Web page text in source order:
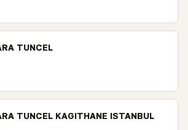
TUNCEL
TUNCEL KAGITHANE ISTANBUL